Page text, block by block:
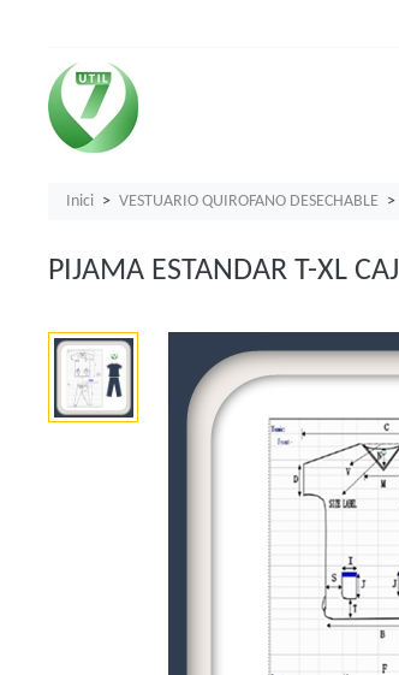
Inici VESTUARIO QUIROFANO DESECHABLE
PIJAMA ESTANDAR T-XL